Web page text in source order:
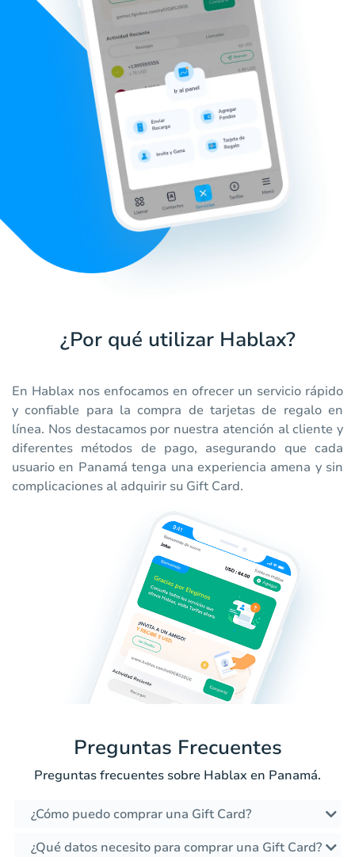
¿Por qué utilizar Hablax?
En Hablax nos enfocamos en ofrecer un servicio rápido
y confiable para la compra de tarjetas de regalo en
línea. Nos destacamos por nuestra atención al cliente y
diferentes métodos de pago, asegurando que cada
usuario en Panamá tenga una experiencia amena y sin
complicaciones al adquirir su Gift Card.
Preguntas Frecuentes
Preguntas frecuentes sobre Hablax en Panamá.
¿Cómo puedo comprar una Gift Card?
¿Qué datos necesito para comprar una Gift Card?